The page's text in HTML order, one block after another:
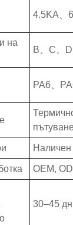
4.5KA、
на
B、C、D
PA6、
Наличен
OEM,
30–45